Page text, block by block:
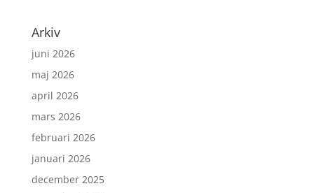
Arkiv
juni 2026
maj 2026
april 2026
mars 2026
februari 2026
januari 2026
december 2025